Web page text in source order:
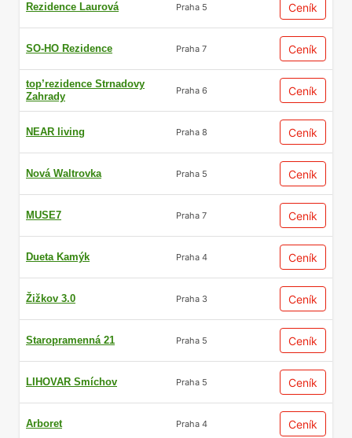
Rezidence Laurová Praha 5 Ceník
SO-HO Rezidence Praha 7 Ceník
top’rezidence Strnadovy
Zahrady
Praha 6 Ceník
NEAR living Praha 8 Ceník
Nová Waltrovka Praha 5 Ceník
MUSE7 Praha 7 Ceník
Dueta Kamýk Praha 4 Ceník
Žižkov 3.0 Praha 3 Ceník
Staropramenná 21 Praha 5 Ceník
LIHOVAR Smíchov Praha 5 Ceník
Arboret Praha 4 Ceník